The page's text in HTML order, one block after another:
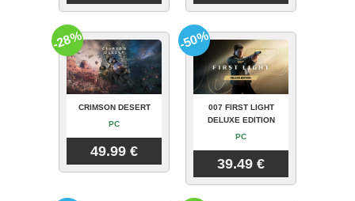
CRIMSON DESERT
PC
49.99 €
-28%
007 FIRST LIGHT
DELUXE EDITION
PC
39.49 €
-50%